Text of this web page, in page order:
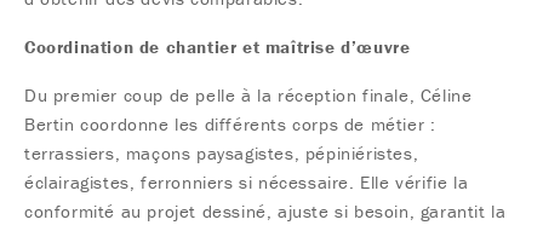
Coordination de chantier et maîtrise d’œuvre
Du premier coup de pelle à la réception finale, Céline
Bertin coordonne les différents corps de métier :
terrassiers, maçons paysagistes, pépiniéristes,
éclairagistes, ferronniers si nécessaire. Elle vérifie la
conformité au projet dessiné, ajuste si besoin, garantit la